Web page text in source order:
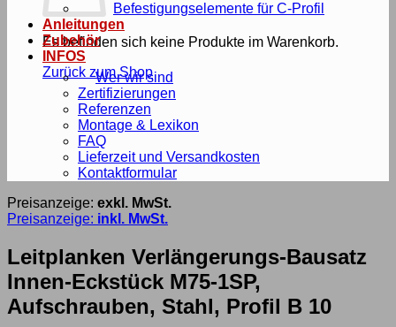
Es befinden sich keine Produkte im Warenkorb.
Zurück zum Shop
Befestigungselemente für C-Profil
Anleitungen
Zubehör
INFOS
Wer wir sind
Zertifizierungen
Referenzen
Montage & Lexikon
FAQ
Lieferzeit und Versandkosten
Kontaktformular
Preisanzeige: exkl. MwSt.
Preisanzeige: inkl. MwSt.
Leitplanken Verlängerungs-Bausatz
Innen-Eckstück M75-1SP,
Aufschrauben, Stahl, Profil B 10